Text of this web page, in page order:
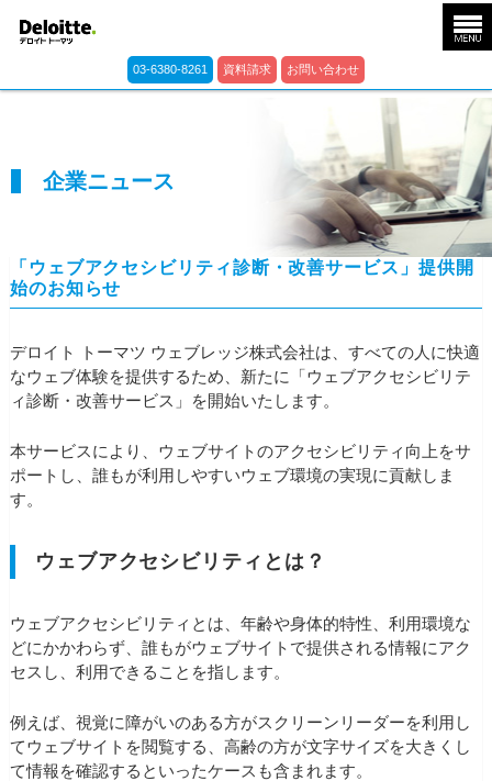
03-6380-8261 資料請求 お問い合わせ
企業ニュース
「ウェブアクセシビリティ診断・改善サービス」提供開
始のお知らせ
デロイト トーマツ ウェブレッジ株式会社は、すべての人に快適
なウェブ体験を提供するため、新たに「ウェブアクセシビリテ
ィ診断・改善サービス」を開始いたします。
本サービスにより、ウェブサイトのアクセシビリティ向上をサ
ポートし、誰もが利用しやすいウェブ環境の実現に貢献しま
す。
ウェブアクセシビリティとは？
ウェブアクセシビリティとは、年齢や身体的特性、利用環境な
どにかかわらず、誰もがウェブサイトで提供される情報にアク
セスし、利用できることを指します。
例えば、視覚に障がいのある方がスクリーンリーダーを利用し
てウェブサイトを閲覧する、 高齢の方が文字サイズを大きくし
て情報を確認するといったケースも含まれます。